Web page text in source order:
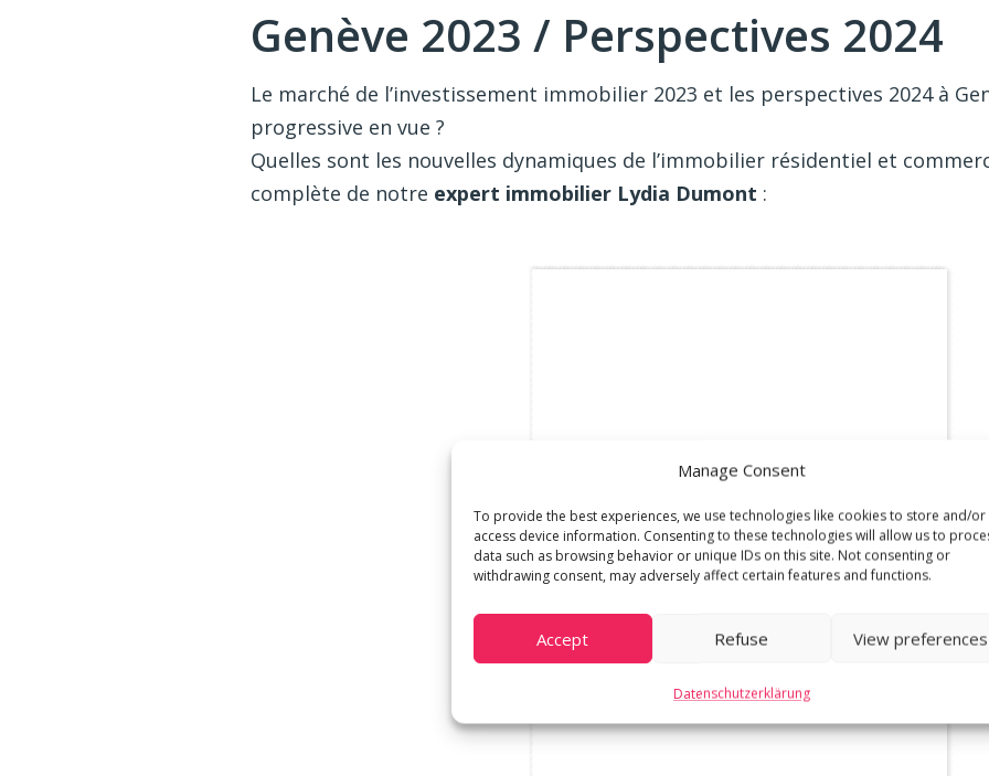
Manage Consent
To provide the best experiences, we use technologies like cookies to store and/or
access device information. Consenting to these technologies will allow us to
data such as browsing behavior or unique IDs on this site. Not consenting or
withdrawing consent, may adversely affect certain features and functions.
Accept Refuse View preferences
Datenschutzerklärung
Genève 2023 / Perspectives 2024
Le marché de l’investissement immobilier 2023 et les perspectives 2024 à
progressive en vue ?
Quelles sont les nouvelles dynamiques de l’immobilier résidentiel et
complète de notre expert immobilier Lydia Dumont :